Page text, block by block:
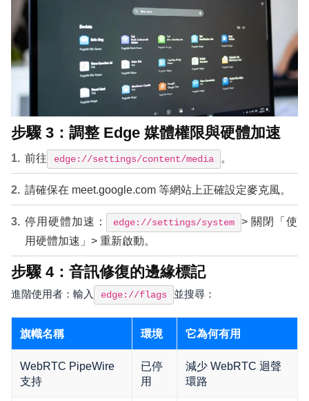
步驟 3：調整 Edge 媒體權限與硬體加速
前往 edge://settings/content/media 。
請確保在 meet.google.com 等網站上正確設定麥克風。
停用硬體加速： edge://settings/system
> 關閉「使
用硬體加速」> 重新啟動。
步驟 4：音訊修復的邊緣標記
進階使用者：輸入 edge://flags 並搜尋：
旗幟名稱 環境 它為何有用
WebRTC PipeWire
支持
已停
用
減少 WebRTC 迴聲
環路